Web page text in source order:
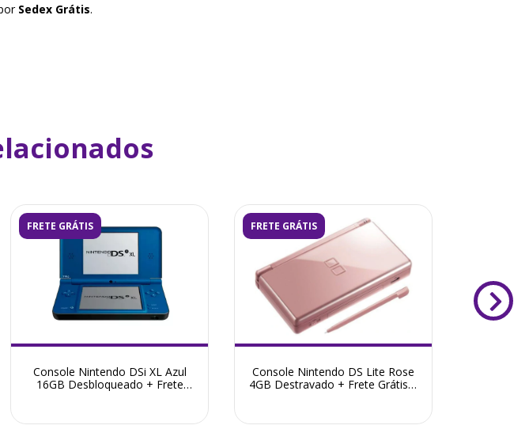
Sedex Grátis.
FRETE GRÁTIS
Console Nintendo DSi XL Azul
16GB Desbloqueado + Frete
FRETE GRÁTIS
Console Nintendo DS Lite Rose
4GB Destravado + Frete Grátis +